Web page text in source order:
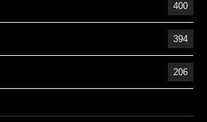
400
394
206